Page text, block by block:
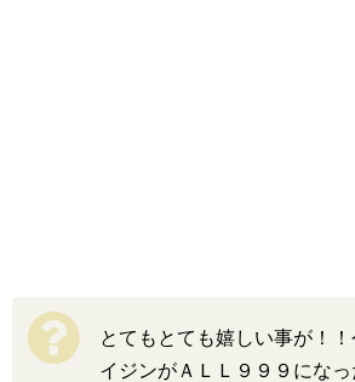
とてもとても嬉しい事が！
イジンがＡＬＬ９９９になっ